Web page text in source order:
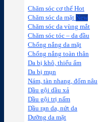
Chăm sóc cơ thể
Chăm sóc da mặt
Chăm sóc da vùng mắt
Chăm sóc tóc – da đầu
Chống nắng da mặt
Chống nắng toàn thân
Da bị khô, thiếu ẩm
Da bị mụn
Nám, tàn nhang, đốm nâu
Dầu gội dầu xả
Dầu gội trị nấm
Dầu rạn da, nứt da
Dưỡng da mặt